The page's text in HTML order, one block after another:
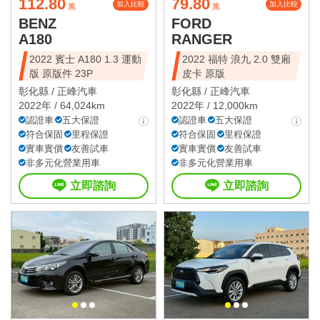
112.80 萬 加入比較
BENZ
A180
2022 賓士 A180 1.3 運動
版 原版件 23P
彰化縣 / 正峰汽車
2022年 / 64,024km
認證車
五大保證
符合保固
里程保證
實車實價
友善試車
非多元化營業用車
立即諮詢
79.80 萬 加入比較
FORD
RANGER
2022 福特 浪九 2.0 雙廂
皮卡 原版
彰化縣 / 正峰汽車
2022年 / 12,000km
認證車
五大保證
符合保固
里程保證
實車實價
友善試車
非多元化營業用車
立即諮詢